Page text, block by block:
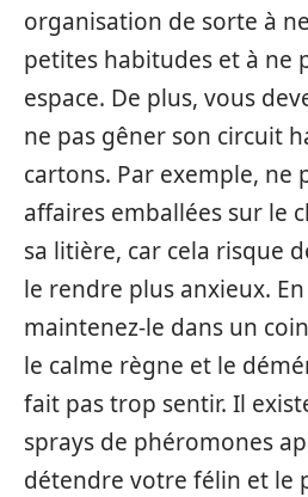
organisation de sorte à
petites habitudes et à ne
espace. De plus, vous
ne pas gêner son circuit
cartons. Par exemple, ne
affaires emballées sur le
sa litière, car cela risque
le rendre plus anxieux.
maintenez-le dans un
le calme règne et le
fait pas trop sentir. Il
sprays de phéromones
détendre votre félin et le